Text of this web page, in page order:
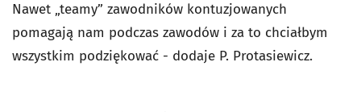
Nawet „teamy” zawodników kontuzjowanych
pomagają nam podczas zawodów i za to chciałbym
wszystkim podziękować - dodaje P. Protasiewicz.